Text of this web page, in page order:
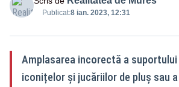
Publicat:8 ian. 2023, 12:31
Amplasarea incorectă a
iconițelor și jucăriilor de pluș sau